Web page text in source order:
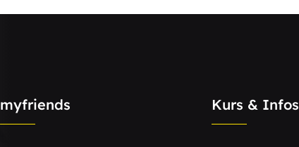
myfriends Kurs & Infos